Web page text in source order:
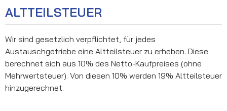
ALTTEILSTEUER
Wir sind gesetzlich verpflichtet, für jedes
Austauschgetriebe eine Altteilsteuer zu erheben. Diese
berechnet sich aus 10% des Netto-Kaufpreises (ohne
Mehrwertsteuer). Von diesen 10% werden 19% Altteilsteuer
hinzugerechnet.